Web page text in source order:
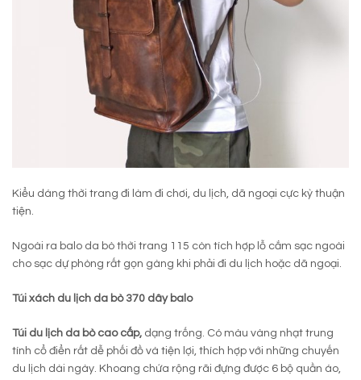
Kiểu dáng thời trang đi làm đi chơi, du lịch, dã ngoại cực kỳ thuận
tiện.
Ngoài ra balo da bò thời trang 115 còn tích hợp lỗ cắm sạc ngoài
cho sạc dự phòng rất gọn gàng khi phải đi du lịch hoặc dã ngoại.
Túi xách du lịch da bò 370 dây balo
Túi du lịch da bò cao cấp, dạng trống. Có màu vàng nhạt trung
tính cổ điển rất dễ phối đồ và tiện lợi, thích hợp với những chuyến
du lịch dài ngày. Khoang chứa rộng rãi đựng được 6 bộ quần áo,